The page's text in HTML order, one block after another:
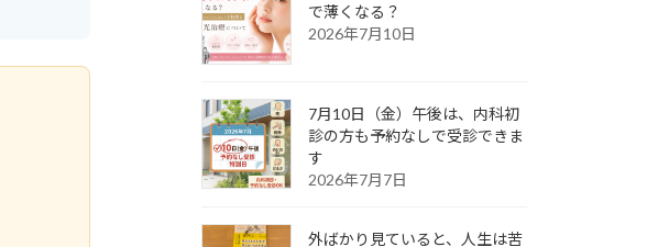
で薄くなる？
2026年7月10日
7月10日（金）午後は、内科初
診の方も予約なしで受診できま
す
2026年7月7日
外ばかり見ていると、人生は苦